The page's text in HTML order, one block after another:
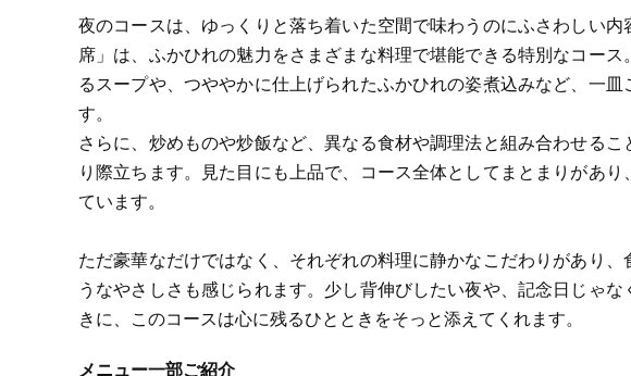
夜のコースは、ゆっくりと落ち着いた空間で味わうのにふさわしい
席」は、ふかひれの魅力をさまざまな料理で堪能できる特別なコー
るスープや、つややかに仕上げられたふかひれの姿煮込みなど、一
す。
さらに、炒めものや炒飯など、異なる食材や調理法と組み合わせる
り際立ちます。見た目にも上品で、コース全体としてまとまりがあ
ています。
ただ豪華なだけではなく、それぞれの料理に静かなこだわりがあり
うなやさしさも感じられます。少し背伸びしたい夜や、記念日じゃ
きに、このコースは心に残るひとときをそっと添えてくれます。
メニュー一部ご紹介